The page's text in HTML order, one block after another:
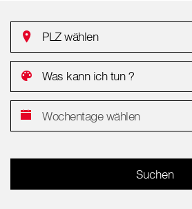
PLZ wählen
Was kann ich tun ?
Wochentage wählen